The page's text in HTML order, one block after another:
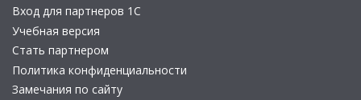
Вход для партнеров 1С
Учебная версия
Стать партнером
Политика конфиденциальности
Замечания по сайту